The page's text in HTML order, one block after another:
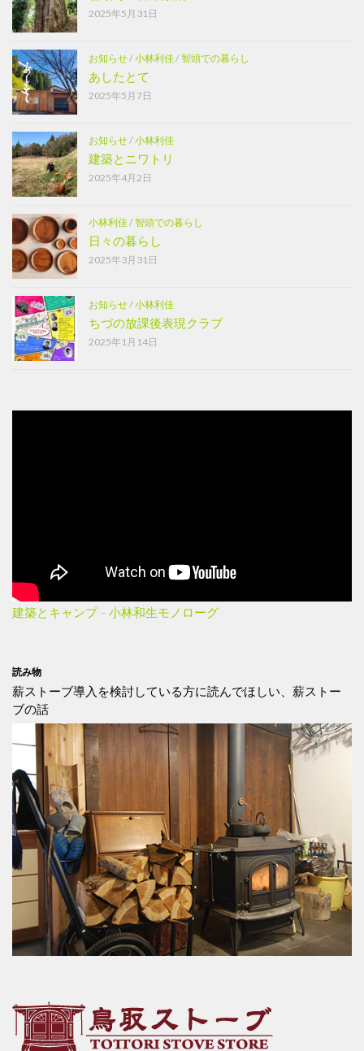
2025年5月31日
お知らせ/小林利佳/智頭での暮らし
あしたとて
2025年5月7日
お知らせ/小林利佳
建築とニワトリ
2025年4月2日
小林利佳/智頭での暮らし
日々の暮らし
2025年3月31日
お知らせ/小林利佳
ちづの放課後表現クラブ
2025年1月14日
建築とキャンプ – 小林和生モノローグ
読み物
薪ストーブ導入を検討している方に読んでほしい、薪ストー
ブの話